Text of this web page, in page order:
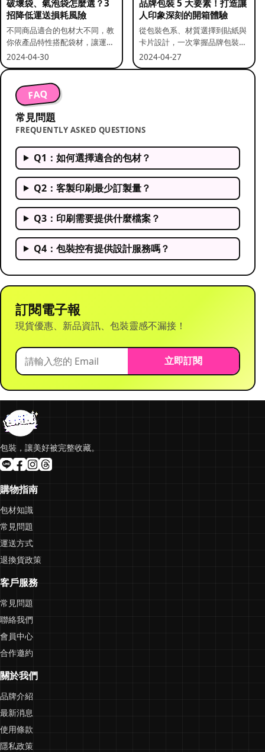
破壞袋、氣泡袋怎麼選？3
招降低運送損耗風險
不同商品適合的包材大不同，教
你依產品特性搭配袋材，讓運送
更安全。
2024-04-30
品牌包裝 5 大要素！打造讓
人印象深刻的開箱體驗
從包裝色系、材質選擇到貼紙與
卡片設計，一次掌握品牌包裝的
關鍵要素。
2024-04-27
FAQ
常見問題
FREQUENTLY ASKED QUESTIONS
Q1：如何選擇適合的包材？
Q2：客製印刷最少訂製量？
Q3：印刷需要提供什麼檔案？
Q4：包裝控有提供設計服務嗎？
訂閱電子報
現貨優惠、新品資訊、包裝靈感不漏接！
立即訂閱
包裝，讓美好被完整收藏。
購物指南
包材知識
常見問題
運送方式
退換貨政策
客戶服務
常見問題
聯絡我們
會員中心
合作邀約
關於我們
品牌介紹
最新消息
使用條款
隱私政策